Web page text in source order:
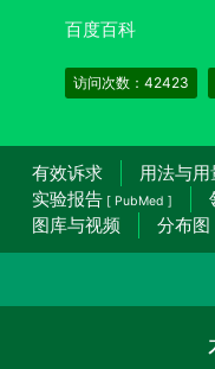
百度百科
访问次数：42423
有效诉求 用法与用
实验报告 [ PubMed ]
图库与视频
分布图